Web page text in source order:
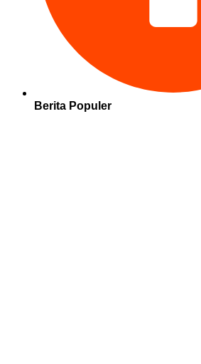
Berita Populer